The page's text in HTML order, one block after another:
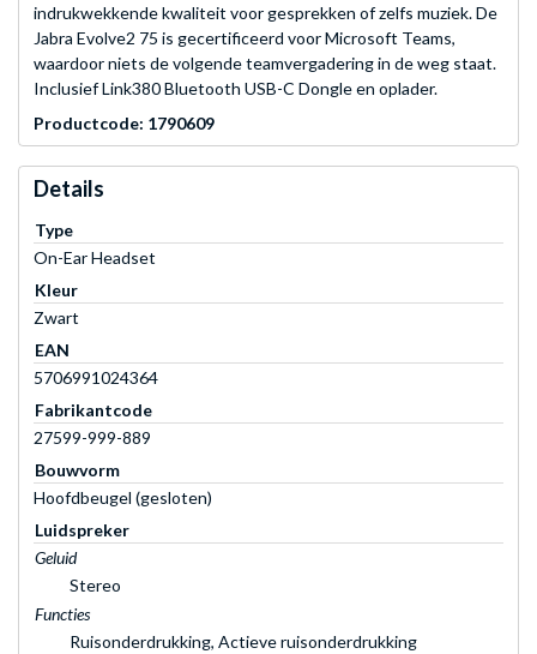
indrukwekkende kwaliteit voor gesprekken of zelfs muziek. De
Jabra Evolve2 75 is gecertificeerd voor Microsoft Teams,
waardoor niets de volgende teamvergadering in de weg staat.
Inclusief Link380 Bluetooth USB-C Dongle en oplader.
Productcode: 1790609
Details
Type
On-Ear Headset
Kleur
Zwart
EAN
5706991024364
Fabrikantcode
27599-999-889
Bouwvorm
Hoofdbeugel (gesloten)
Luidspreker
Geluid
Stereo
Functies
Ruisonderdrukking, Actieve ruisonderdrukking